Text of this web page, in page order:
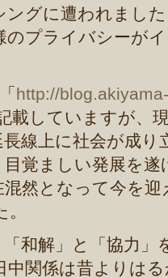
グに遭われまし
のプライバシーが
http://
載していますが、
線上に社会が成
覚ましい発展を
然となって今を
和解」と「協力」
中関係は昔よりは